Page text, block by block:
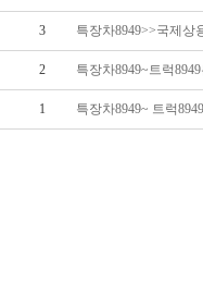
3 특장차8949>>국제상
2 특장차8949~트럭
1 특장차8949~ 트럭